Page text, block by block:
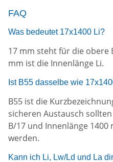
FAQ
Was bedeutet 17x1400 Li?
17 mm steht für die obere
mm ist die Innenlänge Li.
Ist B55 dasselbe wie
B55 ist die
sicheren Austausch
B/17 und Innenlänge
werden.
Kann ich Li, Lw/Ld und La